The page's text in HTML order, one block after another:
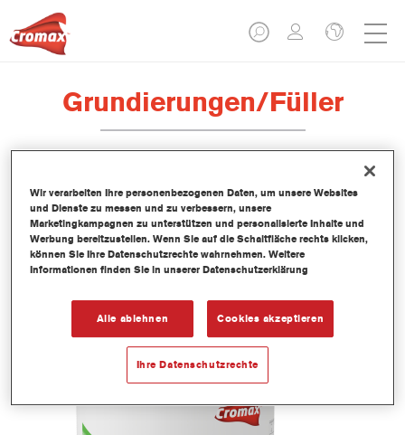
Grundierungen/Füller
P742 Imron® Fleet Line HS Sanding
Surfacer VS2
Artikelnummer P742 3.50 LI
Link zur Artikelseite
Wir verarbeiten Ihre personenbezogenen Daten, um unsere Websites
und Dienste zu messen und zu verbessern, unsere
Marketingkampagnen zu unterstützen und personalisierte Inhalte und
Werbung bereitzustellen. Wenn Sie auf die Schaltfläche rechts klicken,
können Sie Ihre Datenschutzrechte wahrnehmen. Weitere
Informationen finden Sie in unserer Datenschutzerklärung
Alle ablehnen Cookies akzeptieren
Ihre Datenschutzrechte